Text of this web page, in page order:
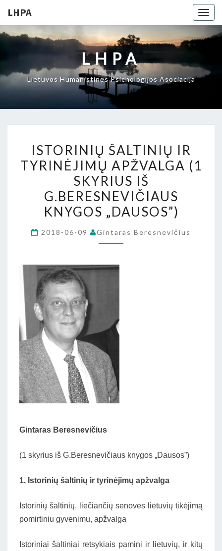
LHPA
LHPA
Lietuvos Humanistinės Psichologijos Asociacija
ŠALTINIŲ
IR
TYRINĖJIMŲ
APŽVALGA
(1
SKYRIUS
IŠ
G.BERESNEVIČIAUS
„DAUSOS”)
ISTORINIŲ ŠALTINIŲ IR
TYRINĖJIMŲ APŽVALGA (1
SKYRIUS IŠ
G.BERESNEVIČIAUS
KNYGOS „DAUSOS”)
2018-06-09 Gintaras Beresnevičius
Gintaras Beresnevičius
(1 skyrius iš G.Beresnevičiaus knygos „Dausos”)
1. Istorinių šaltinių ir tyrinėjimų apžvalga
Istorinių šaltinių, liečiančių senovės lietuvių tikėjimą
pomirtiniu gyvenimu, apžvalga
Istoriniai šaltiniai retsykiais pamini ir lietuvių, ir kitų